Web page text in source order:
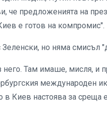
че предложенията на
е готов на компромис".
но няма смисъл
Там имаше, мисля, и
международен
Киев настоява за среща